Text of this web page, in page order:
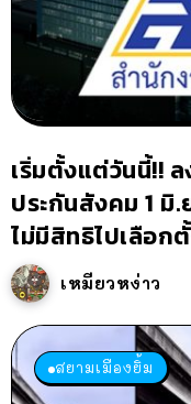
เริ่มตั้งแต่วันนี้!!
ประกันสังคม 1 มิ
ไม่มีสิทธิไปเลือกตั้
เหมียวหง่าว
สยามเมืองยิ้ม